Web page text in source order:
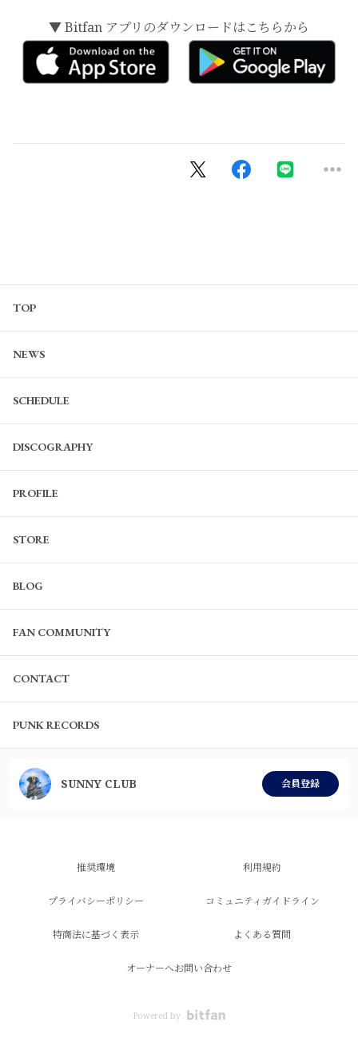
▼ Bitfan アプリのダウンロードはこちらから
TOP
NEWS
SCHEDULE
DISCOGRAPHY
PROFILE
STORE
BLOG
FAN COMMUNITY
CONTACT
PUNK RECORDS
SUNNY CLUB 会員登録
推奨環境 利用規約
プライバシーポリシー コミュニティガイドライン
特商法に基づく表示 よくある質問
オーナーへお問い合わせ
Powered by